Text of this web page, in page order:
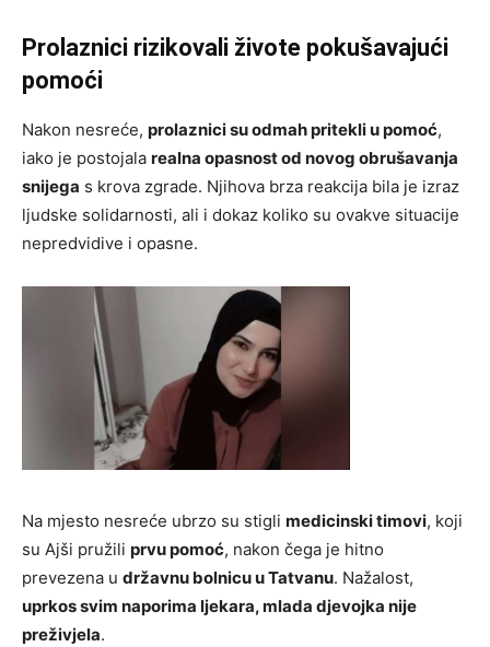
Prolaznici rizikovali živote pokušavajući
pomoći
Nakon nesreće, prolaznici su odmah pritekli u pomoć,
iako je postojala realna opasnost od novog obrušavanja
snijega s krova zgrade. Njihova brza reakcija bila je izraz
ljudske solidarnosti, ali i dokaz koliko su ovakve situacije
nepredvidive i opasne.
Na mjesto nesreće ubrzo su stigli medicinski timovi, koji
su Ajši pružili prvu pomoć, nakon čega je hitno
prevezena u državnu bolnicu u Tatvanu. Nažalost,
uprkos svim naporima ljekara, mlada djevojka nije
preživjela.